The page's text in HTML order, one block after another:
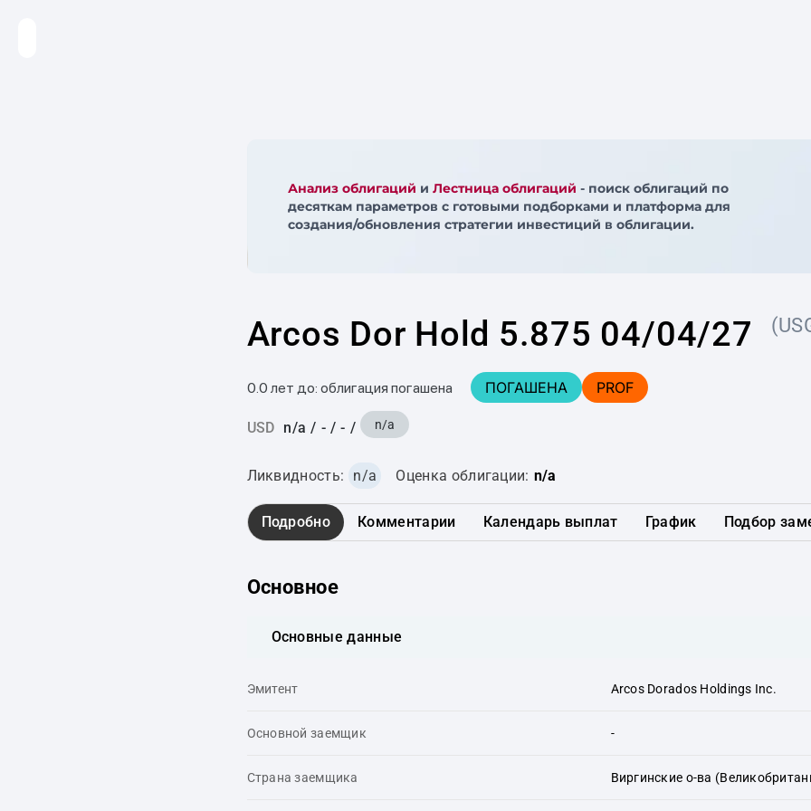
Анализ облигаций и Лестница облигаций - поиск облигаций по
десяткам параметров с готовыми подборками и платформа для
создания/обновления стратегии инвестиций в облигации.
Arcos Dor Hold 5.875 04/04/27
0.0 лет до: облигация погашена ПОГАШЕНА PROF
USD n/a / - / - / n/a
Ликвидность: n/a Оценка облигации: n/a
Подробно Комментарии Календарь выплат График Подбор
Основное
Основные данные
Эмитент Arcos Dorados Holdings Inc.
Основной заемщик -
Страна заемщика Виргинские о-ва